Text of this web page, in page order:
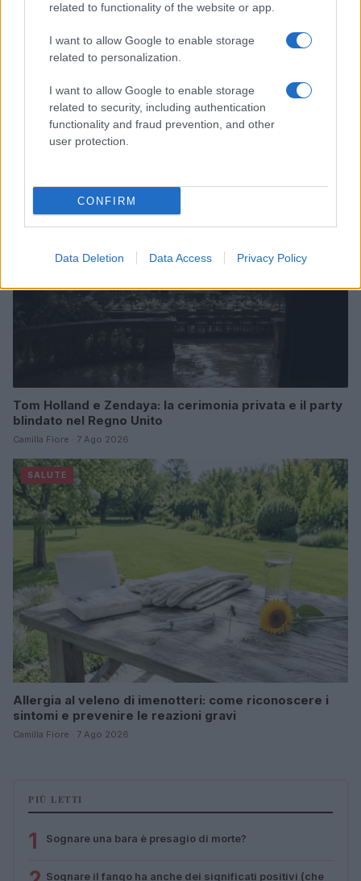
related to functionality of the website or app.
I want to allow Google to enable storage
related to personalization.
I want to allow Google to enable storage
related to security, including authentication
functionality and fraud prevention, and other
user protection.
CONFIRM
Data Deletion Data Access Privacy Policy
Italia, cultura e soft power: come valorizzare il nostro
patrimonio
Camilla Fiore · 7 Ago 2026
Tom Holland e Zendaya: la cerimonia privata e il party
blindato nel Regno Unito
Camilla Fiore · 7 Ago 2026
SALUTE
Allergia al veleno di imenotteri: come riconoscere i
sintomi e prevenire le reazioni gravi
Camilla Fiore · 7 Ago 2026
PIÙ LETTI
1 Sognare una bara è presagio di morte?
Sognare il fango ha anche dei significati positivi (che